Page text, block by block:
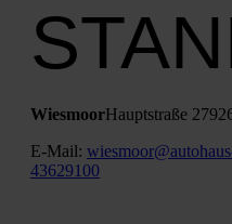
Wies­moorHaupt­stra­ße 279
E‑Mail:
43629100